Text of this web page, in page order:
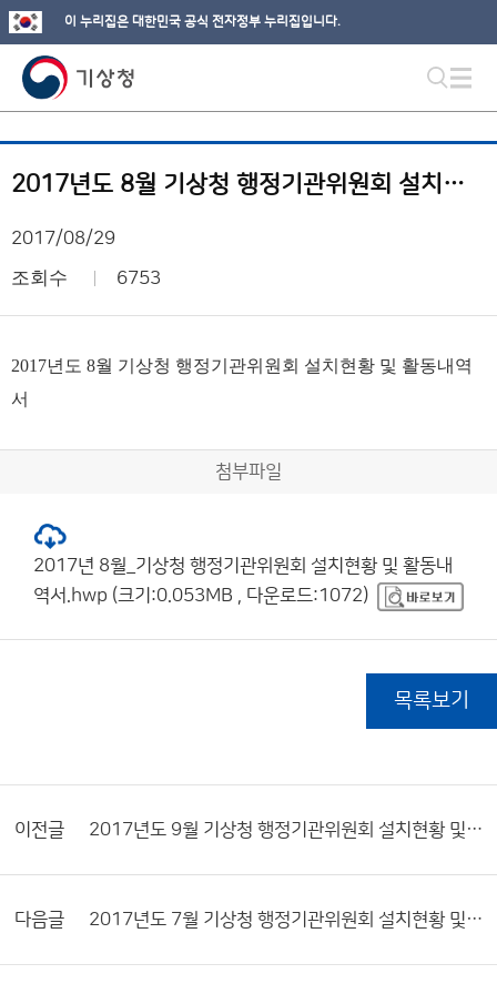
이 누리집은 대한민국 공식 전자정부 누리집입니다.
2017년도 8월 기상청 행정기관위원회 설치현황 및 활동내역서
2017/08/29
조회수 6753
2017년도 8월 기상청 행정기관위원회 설치현황 및 활동내역
서
첨부파일
2017년 8월_기상청 행정기관위원회 설치현황 및 활동내
역서.hwp (크기:0.053MB , 다운로드:1072)
목록보기
이전글 2017년도 9월 기상청 행정기관위원회 설치현황 및 활동내역서
다음글 2017년도 7월 기상청 행정기관위원회 설치현황 및 활동내역서